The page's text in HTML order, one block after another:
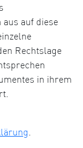
aus auf diese
Rechtslage
in ihrem
.